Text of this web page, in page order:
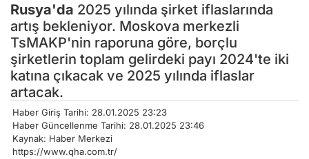
Rusya'da 2025 yılında şirket iflaslarında
artış bekleniyor. Moskova merkezli
TsMAKP'nin raporuna göre, borçlu
şirketlerin toplam gelirdeki payı 2024'te iki
katına çıkacak ve 2025 yılında iflaslar
artacak.
Haber Giriş Tarihi: 28.01.2025 23:23
Haber Güncellenme Tarihi: 28.01.2025 23:46
Kaynak: Haber Merkezi
https://www.qha.com.tr/